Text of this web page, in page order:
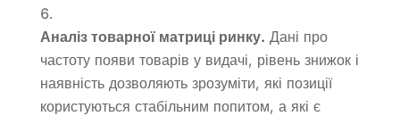
Аналіз товарної матриці ринку. Дані про
частоту появи товарів у видачі, рівень знижок і
наявність дозволяють зрозуміти, які позиції
користуються стабільним попитом, а які є